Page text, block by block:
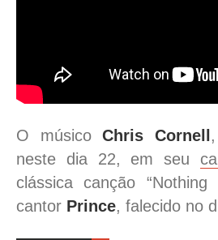
O músicoChris Cornell
neste dia 22, em seu
clássica canção
cantor Prince, falecido no